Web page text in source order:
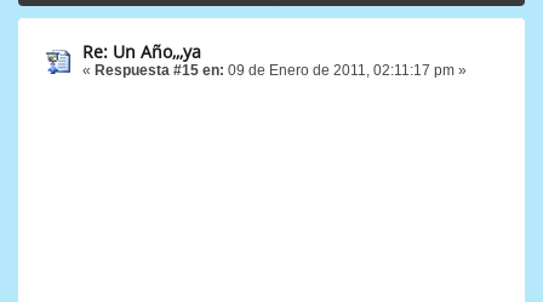
Re: Un Año,,,ya
« Respuesta #15 en: 09 de Enero de 2011, 02:11:17 pm »